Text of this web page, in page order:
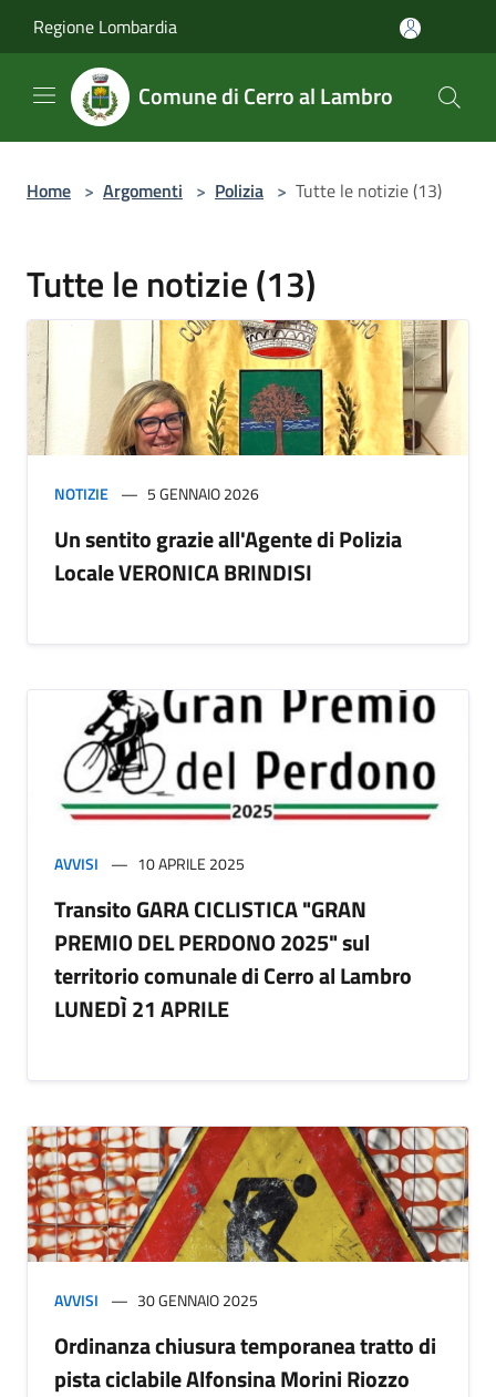
Regione Lombardia
Comune di Cerro al Lambro
Home > Argomenti > Polizia > Tutte le notizie (13)
Tutte le notizie (13)
NOTIZIE 5 GENNAIO 2026
Un sentito grazie all'Agente di Polizia
Locale VERONICA BRINDISI
AVVISI 10 APRILE 2025
Transito GARA CICLISTICA "GRAN
PREMIO DEL PERDONO 2025" sul
territorio comunale di Cerro al Lambro
LUNEDÌ 21 APRILE
AVVISI 30 GENNAIO 2025
Ordinanza chiusura temporanea tratto di
pista ciclabile Alfonsina Morini Riozzo